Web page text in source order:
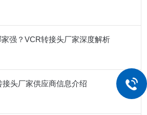
强？VCR转接头厂家深度解析
头厂家供应商信息介绍